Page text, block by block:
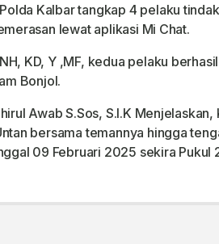
Kalbar tangkap 4 pelaku
lewat aplikasi Mi Chat.
KD, Y ,MF, kedua pelaku
Bonjol.
Awab S.Sos, S.I.K Menjelaskan,
bersama temannya hingga
09 Februari 2025 sekira Pukul